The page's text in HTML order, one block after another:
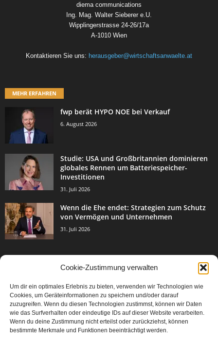
Cookie-Zustimmung verwalten
Um dir ein optimales Erlebnis zu bieten, verwenden wir Technologien wie
Cookies, um Geräteinformationen zu speichern und/oder darauf
zuzugreifen. Wenn du diesen Technologien zustimmst, können wir Daten
wie das Surfverhalten oder eindeutige IDs auf dieser Website verarbeiten.
Wenn du deine Zustimmung nicht erteilst oder zurückziehst, können
bestimmte Merkmale und Funktionen beeinträchtigt werden.
diema communications
Ing. Mag. Walter Sieberer e.U.
Wipplingerstrasse 24-26/17a
A-1010 Wien
Kontaktieren Sie uns: herausgeber@wirtschaftsanwaelte.at
MEHR ERFAHREN
fwp berät HYPO NOE bei Verkauf
6. August 2026
Studie: USA und Großbritannien dominieren
globales Rennen um Batteriespeicher-
Investitionen
31. Juli 2026
Wenn die Ehe endet: Strategien zum Schutz
von Vermögen und Unternehmen
31. Juli 2026
Events & Success 3003
Breaking News 2067
Aktuelles
Featured Article